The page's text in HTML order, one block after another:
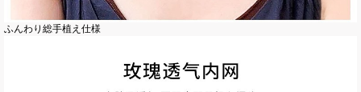
ふんわり総手植え仕様